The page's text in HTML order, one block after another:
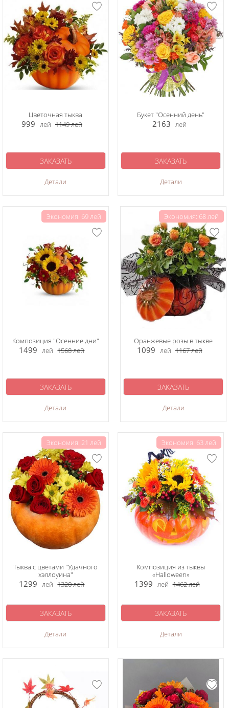
Цветочная тыква
999 лей 1149лей
Детали
ЗАКАЗАТЬ
Букет "Осенний день"
2163 лей
Детали
ЗАКАЗАТЬ
Экономия: 69 лей
Композиция "Осенние дни"
1499 лей 1568лей
Детали
ЗАКАЗАТЬ
Экономия: 68 лей
Оранжевые розы в тыкве
1099 лей 1167лей
Детали
ЗАКАЗАТЬ
Экономия: 21 лей
Тыква с цветами "Удачного
хэллоуина"
1299 лей 1320лей
Детали
ЗАКАЗАТЬ
Экономия: 63 лей
Композиция из тыквы
«Halloween»
1399 лей 1462лей
Детали
ЗАКАЗАТЬ